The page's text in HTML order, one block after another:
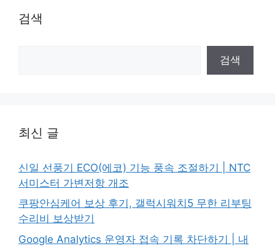
검색
검색
최신 글
신일 선풍기 ECO(에코) 기능 풍속 조절하기 | NTC
서미스터 가변저항 개조
쿠팡안심케어 보상 후기, 갤럭시워치5 무한 리부팅
수리비 보상받기
Google Analytics 운영자 접속 기록 차단하기 | 내